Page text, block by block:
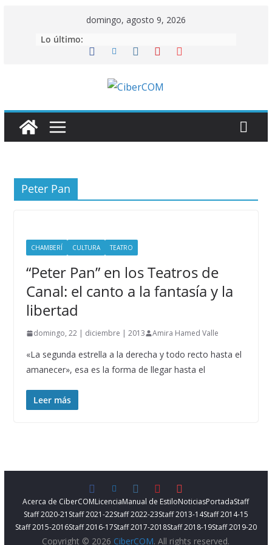
domingo, agosto 9, 2026
Lo último:
Peter Pan
CHAMBERÍ CULTURA TEATRO
“Peter Pan” en los Teatros de
Canal: el canto a la fantasía y la
libertad
domingo, 22 | diciembre | 2013 Amira Hamed Valle
«La segunda estrella a la derecha y todo recto hasta el
amanecer», esa es la forma de llegar hasta el
Leer más
Acerca de CiberCOMLicenciaManual de EstiloNoticiasPortadaStaff
Staff 2020-21 Staff 2021-22Staff 2022-23Staff 2013-14Staff 2014-15
Staff 2015-2016Staff 2016-17Staff 2017-2018Staff 2018-19Staff 2019-20
Copyright © 2026 CiberCOM. All rights reserved.